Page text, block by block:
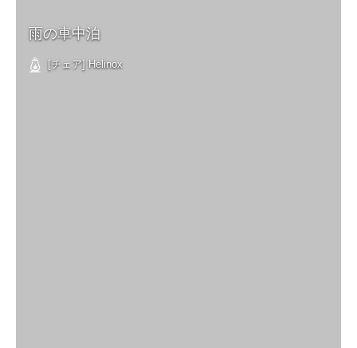
雨の車中泊
[チェア] Helinox